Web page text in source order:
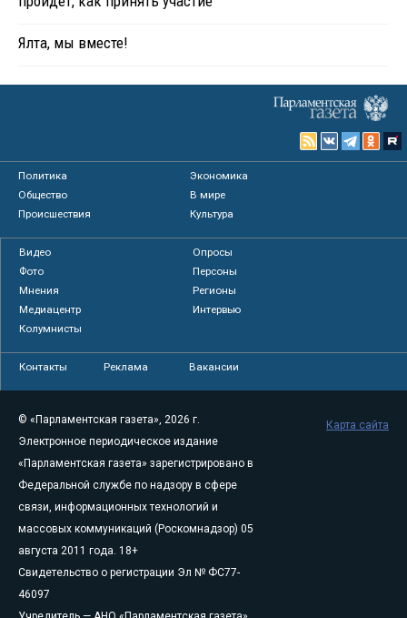
Ялта, мы вместе!
Политика
Экономика
Общество
В мире
Происшествия
Культура
Видео
Опросы
Фото
Персоны
Мнения
Регионы
Медиацентр
Интервью
Колумнисты
Контакты Реклама Вакансии
© «Парламентская газета», 2026 г.
Электронное периодическое издание
«Парламентская газета» зарегистрировано в
Федеральной службе по надзору в сфере
связи, информационных технологий и
массовых коммуникаций (Роскомнадзор) 05
августа 2011 года. 18+
Свидетельство о регистрации Эл № ФС77-
46097
Карта сайта